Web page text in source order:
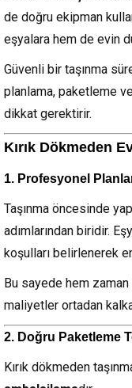
de doğru ekipman
eşyalara hem de evin
Güvenli bir taşınma
planlama, paketleme
dikkat gerektirir.
Kırık Dökmeden
1. Profesyonel
Taşınma öncesinde
adımlarından biridir.
koşulları belirlenerek
Bu sayede hem
maliyetler ortadan
2. Doğru Paketleme
Kırık dökmeden